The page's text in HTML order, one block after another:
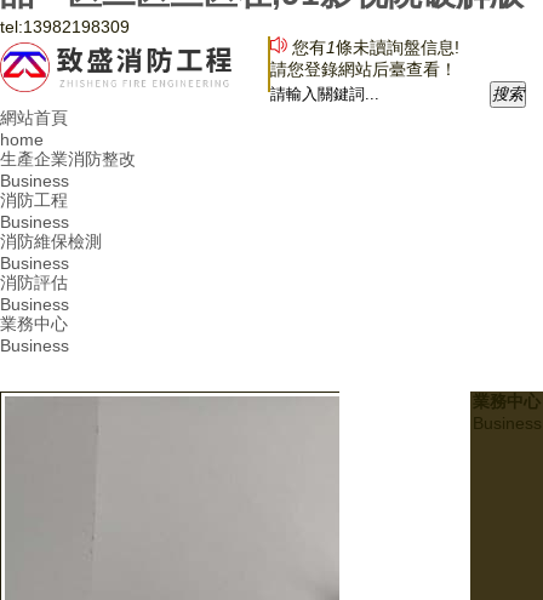
tel:13982198309
您有1條未讀詢盤信息!
請您登錄網站后臺查看！
搜索
網站首頁
home
生產企業消防整改
Business
消防工程
Business
消防維保檢測
Business
消防評估
Business
業務中心
Business
業務中心
Business